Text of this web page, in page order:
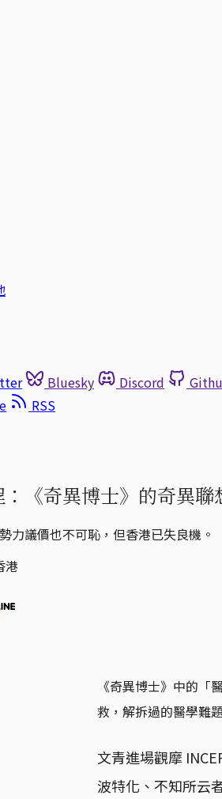
Bluesky Discord
RSS
《奇異博士》的奇異聯
力議價也不可恥，但香港已失良機。
港
《奇異博士》中的「
救，解拆過的醫學難
文青進場觀摩
波特化、不知所云